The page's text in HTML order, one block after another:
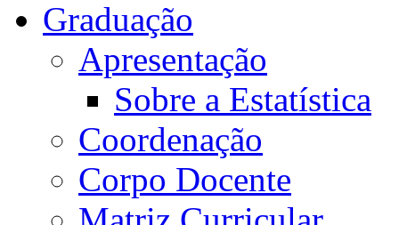
Graduação
Apresentação
Sobre a Estatística
Coordenação
Corpo Docente